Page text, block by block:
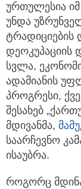
ურთულესია
უნდა
ტრადიციების
დეოკუპაციის
სვლა,
ადამიანის
პროგრესი,
შესახებ
მდივანმა,
საარჩევნო
ისაუბრა.
როგორც